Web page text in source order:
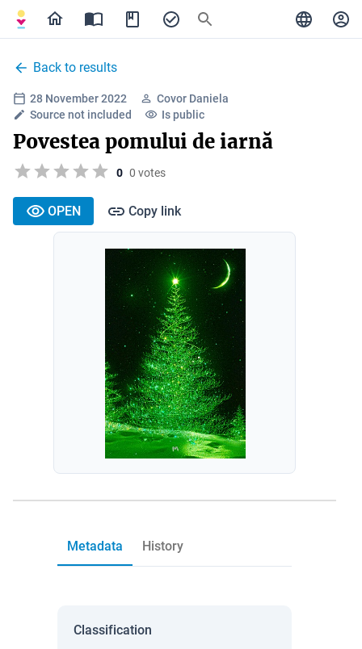
Back to results
28 November 2022
Covor Daniela
Source not included
Is public
Povestea pomului de iarnă
0 0 votes
OPEN Copy link
Metadata History
Classification